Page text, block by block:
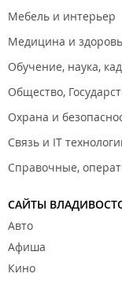
Мебель и интерьер
Медицина и
Обучение, наука,
Общество,
Охрана и
Связь и IT
Справочные,
САЙТЫ
Авто
Афиша
Кино